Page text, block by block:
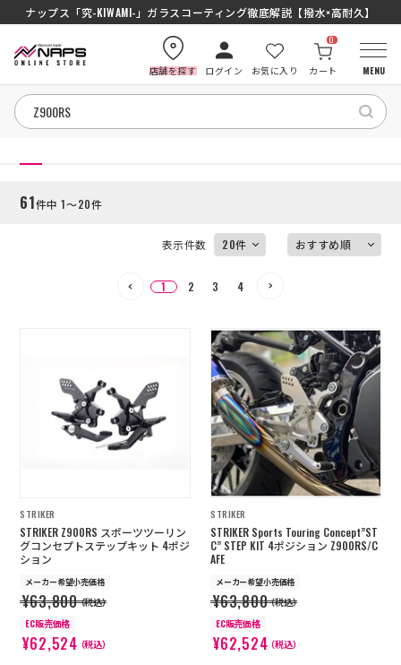
ナップス「究-KIWAMI-」ガラスコーティング徹底解説【撥水×高耐久】
SENA J30/J10を徹底比較｜コスパ最強インカムはどっち？初心者にもおすす
店舗を探す ログイン お気に入り カート
0
MENU
HOME
カテゴリから探す
店舗を探す
採用情報
特定商取引法に基づく表記
古物営業法に基づく表示/保険勧誘
方針
利用規約
商品レビュー利用規約
プライバシーポリシー
返金ポリシー
カスタマーハラスメントに対する方
針
絞り込む
HOME
61件中 1～20件
表示件数
1 2 3 4
STRIKER
STRIKER Z900RS スポーツツーリン
グコンセプトステップキット 4ポジ
ション
メーカー希望小売価格
¥63,800（税込）
EC販売価格
¥62,524（税込）
STRIKER
STRIKER Sports Touring Concept”ST
C” STEP KIT 4ポジション Z900RS/C
AFE
メーカー希望小売価格
¥63,800（税込）
EC販売価格
¥62,524（税込）